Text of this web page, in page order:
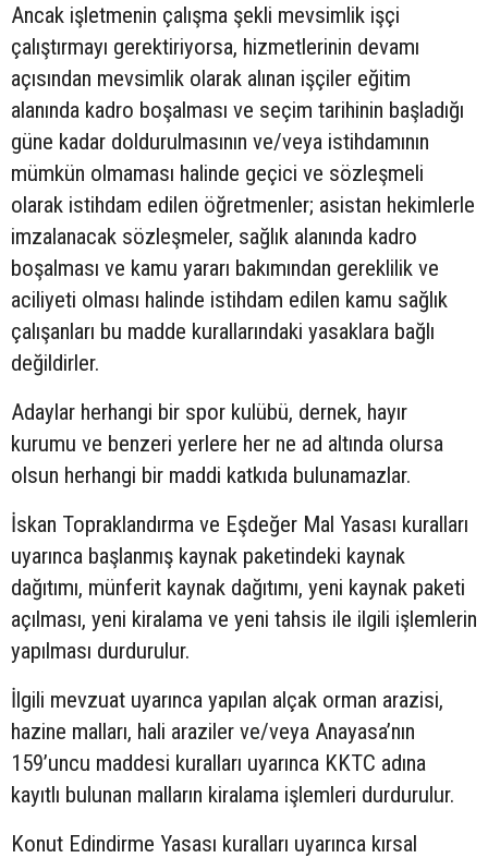
Ancak işletmenin çalışma şekli mevsimlik işçi
çalıştırmayı gerektiriyorsa, hizmetlerinin devamı
açısından mevsimlik olarak alınan işçiler eğitim
alanında kadro boşalması ve seçim tarihinin başladığı
güne kadar doldurulmasının ve/veya istihdamının
mümkün olmaması halinde geçici ve sözleşmeli
olarak istihdam edilen öğretmenler; asistan hekimlerle
imzalanacak sözleşmeler, sağlık alanında kadro
boşalması ve kamu yararı bakımından gereklilik ve
aciliyeti olması halinde istihdam edilen kamu sağlık
çalışanları bu madde kurallarındaki yasaklara bağlı
değildirler.
Adaylar herhangi bir spor kulübü, dernek, hayır
kurumu ve benzeri yerlere her ne ad altında olursa
olsun herhangi bir maddi katkıda bulunamazlar.
İskan Topraklandırma ve Eşdeğer Mal Yasası kuralları
uyarınca başlanmış kaynak paketindeki kaynak
dağıtımı, münferit kaynak dağıtımı, yeni kaynak paketi
açılması, yeni kiralama ve yeni tahsis ile ilgili işlemlerin
yapılması durdurulur.
İlgili mevzuat uyarınca yapılan alçak orman arazisi,
hazine malları, hali araziler ve/veya Anayasa’nın
159’uncu maddesi kuralları uyarınca KKTC adına
kayıtlı bulunan malların kiralama işlemleri durdurulur.
Konut Edindirme Yasası kuralları uyarınca kırsal